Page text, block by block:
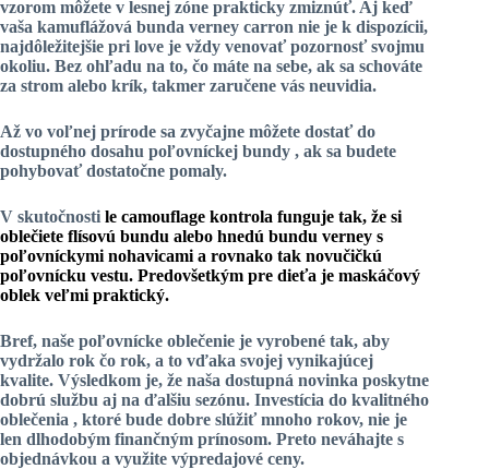
vzorom môžete v lesnej zóne prakticky zmiznúť. Aj keď
vaša kamuflážová bunda verney carron nie je k dispozícii,
najdôležitejšie pri love je vždy venovať pozornosť svojmu
okoliu. Bez ohľadu na to, čo máte na sebe, ak sa schováte
za strom alebo krík, takmer zaručene vás neuvidia.
Až vo voľnej prírode sa zvyčajne môžete dostať do
dostupného dosahu poľovníckej bundy , ak sa budete
pohybovať dostatočne pomaly.
V skutočnosti le camouflage kontrola funguje tak, že si
oblečiete flísovú bundu alebo hnedú bundu verney s
poľovníckymi nohavicami a rovnako tak novučičkú
poľovnícku vestu. Predovšetkým pre dieťa je maskáčový
oblek veľmi praktický.
Bref, naše poľovnícke oblečenie je vyrobené tak, aby
vydržalo rok čo rok, a to vďaka svojej vynikajúcej
kvalite. Výsledkom je, že naša dostupná novinka poskytne
dobrú službu aj na ďalšiu sezónu. Investícia do kvalitného
oblečenia , ktoré bude dobre slúžiť mnoho rokov, nie je
len dlhodobým finančným prínosom. Preto neváhajte s
objednávkou a využite výpredajové ceny.